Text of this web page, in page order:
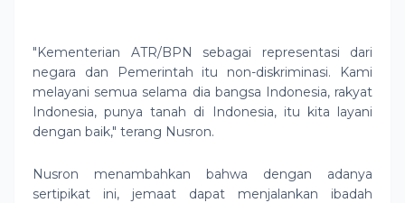
"Kementerian ATR/BPN sebagai representasi dari
negara dan Pemerintah itu non-diskriminasi. Kami
melayani semua selama dia bangsa Indonesia, rakyat
Indonesia, punya tanah di Indonesia, itu kita layani
dengan baik," terang Nusron.
Nusron menambahkan bahwa dengan adanya
sertipikat ini, jemaat dapat menjalankan ibadah